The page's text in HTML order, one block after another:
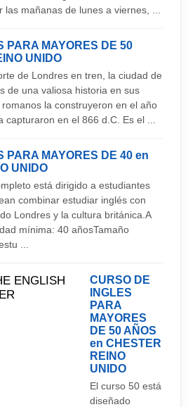
(opcional)
actividades fuera de
(cuando proceda)
esconden hermosas galerías
de todo tipo. La zona
repleta de tiendas,
ambulantes. También es muy
of Chester, en Bridge
del norte". Todos los
en la zona antigua, por
para ver los principales
son uno de los
más destacados del
además de otros deportes
todos los estilos y gustos
del Reino Unido.
las mañanas de lunes a viernes, ...
PARA MAYORES DE 50
UNIDO
de Londres en tren, la ciudad de
de una valiosa historia en sus
la construyeron en el año
capturaron en el 866 d.C. Es el ...
PARA MAYORES DE 40 en
UNIDO
está dirigido a estudiantes
combinar estudiar inglés con
Londres y la cultura británica.A
mínima: 40 añosTamaño
...
CURSO DE
INGLES
PARA
MAYORES
DE 50 AÑOS
en CHESTER
REINO
UNIDO
El curso 50 está
diseñado